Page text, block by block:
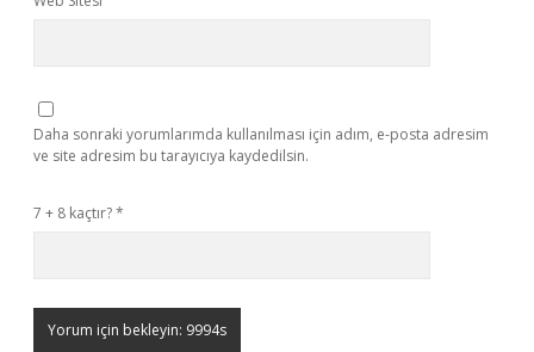
Daha sonraki yorumlarımda kullanılması için adım, e-posta adresim
ve site adresim bu tarayıcıya kaydedilsin.
7 + 8 kaçtır?*